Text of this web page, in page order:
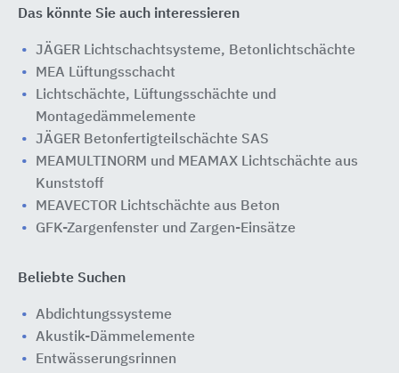
Das könnte Sie auch interessieren
JÄGER Lichtschachtsysteme, Betonlichtschächte
MEA Lüftungsschacht
Lichtschächte, Lüftungsschächte und
Montagedämmelemente
JÄGER Betonfertigteilschächte SAS
MEAMULTINORM und MEAMAX Lichtschächte aus
Kunststoff
MEAVECTOR Lichtschächte aus Beton
GFK-Zargenfenster und Zargen-Einsätze
Beliebte Suchen
Abdichtungssysteme
Akustik-Dämmelemente
Entwässerungsrinnen